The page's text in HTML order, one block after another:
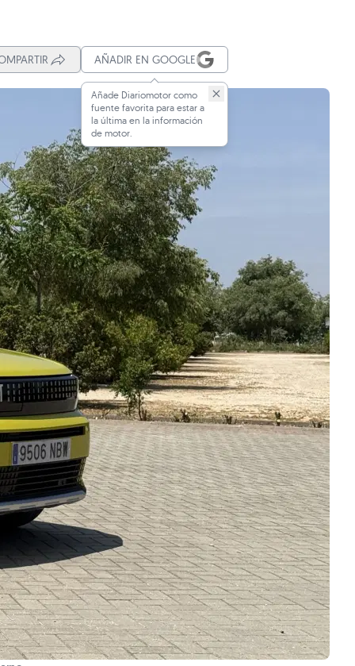
AÑADIR EN GOOGLE
Añade Diariomotor como
fuente favorita para estar a
la última en la información
de motor.